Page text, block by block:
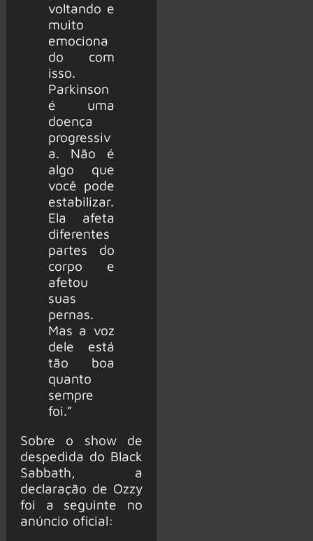
voltando e
muito
emociona
do com
isso.
Parkinson
é uma
doença
progressiv
a. Não é
algo que
você pode
estabilizar.
Ela afeta
diferentes
partes do
corpo e
afetou
suas
pernas.
Mas a voz
dele está
tão boa
quanto
sempre
foi.”
Sobre o show de
despedida do Black
Sabbath, a
declaração de Ozzy
foi a seguinte no
anúncio oficial: